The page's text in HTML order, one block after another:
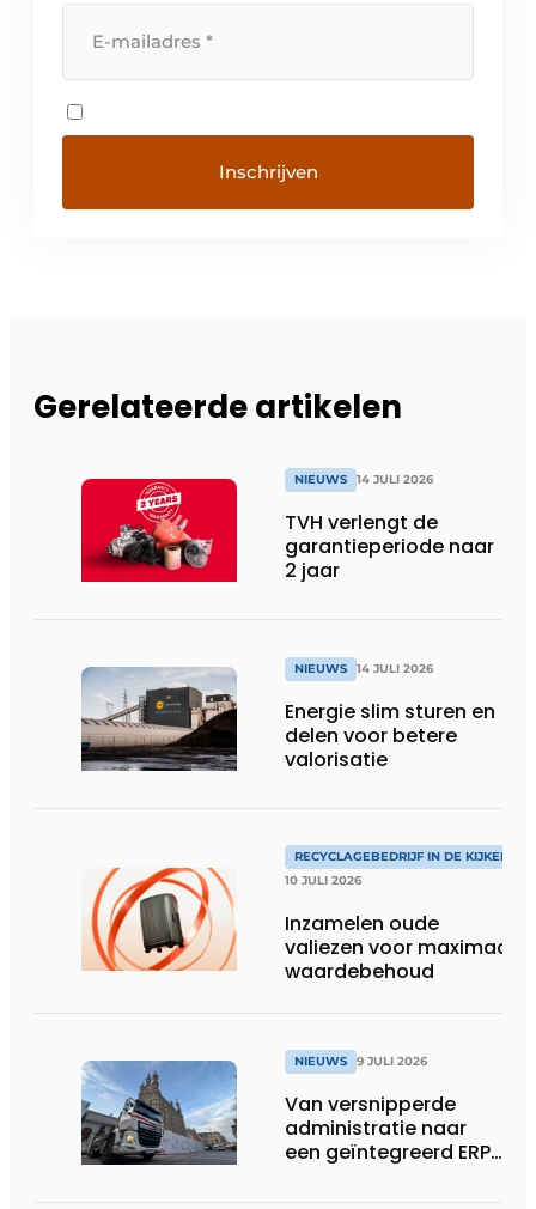
Gerelateerde artikelen
NIEUWS 14 JULI 2026
TVH verlengt de
garantieperiode naar
2 jaar
NIEUWS 14 JULI 2026
Energie slim sturen en
delen voor betere
valorisatie
RECYCLAGEBEDRIJF IN DE KIJKER
10 JULI 2026
Inzamelen oude
valiezen voor maximaal
waardebehoud
NIEUWS 9 JULI 2026
Van versnipperde
administratie naar
een geïntegreerd ERP-